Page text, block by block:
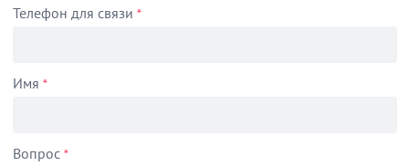
Телефон для связи *
Имя *
Вопрос *